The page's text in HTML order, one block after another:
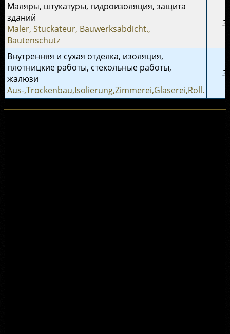
Маляры, штукатуры, гидроизоляция, защита
зданий
Maler, Stuckateur, Bauwerksabdicht.,
Bautenschutz
Внутренняя и сухая отделка, изоляция,
плотницкие работы, стекольные работы,
жалюзи
Aus-,Trockenbau,Isolierung,Zimmerei,Glaserei,Roll.